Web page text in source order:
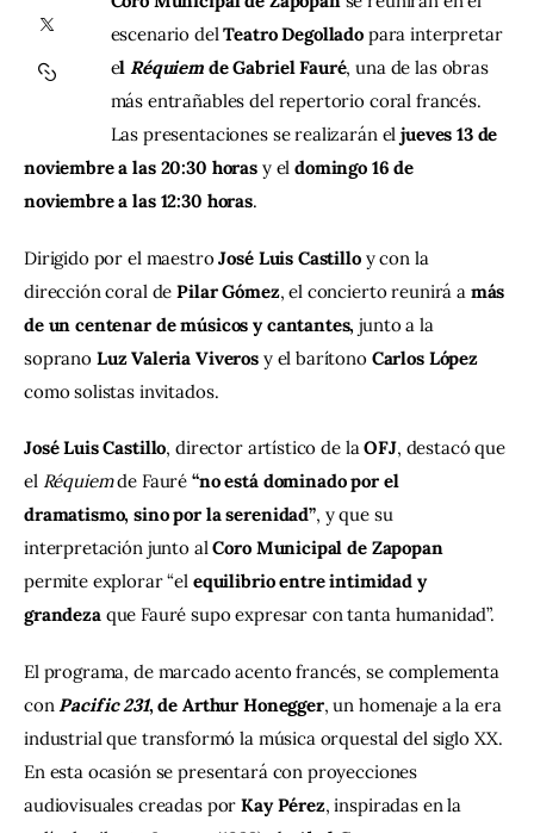
Contacto
escenario del Teatro Degollado para interpretar
el Réquiem de Gabriel Fauré, una de las obras
más entrañables del repertorio coral francés.
Las presentaciones se realizarán el jueves 13 de
noviembre a las 20:30 horas y el domingo 16 de
noviembre a las 12:30 horas.
Dirigido por el maestro José Luis Castillo y con la
dirección coral de Pilar Gómez, el concierto reunirá a más
de un centenar de músicos y cantantes, junto a la
soprano Luz Valeria Viveros y el barítono Carlos López
como solistas invitados.
José Luis Castillo, director artístico de la OFJ, destacó que
el Réquiem de Fauré “no está dominado por el
dramatismo, sino por la serenidad”, y que su
interpretación junto al Coro Municipal de Zapopan
permite explorar “el equilibrio entre intimidad y
grandeza que Fauré supo expresar con tanta humanidad”.
El programa, de marcado acento francés, se complementa
con Pacific 231, de Arthur Honegger, un homenaje a la era
industrial que transformó la música orquestal del siglo XX.
En esta ocasión se presentará con proyecciones
audiovisuales creadas por Kay Pérez, inspiradas en la